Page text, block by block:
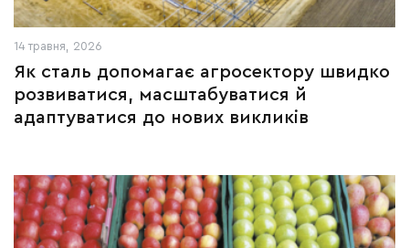
14 травня, 2026
Як сталь допомагає агросектору швидко
розвиватися, масштабуватися й
адаптуватися до нових викликів